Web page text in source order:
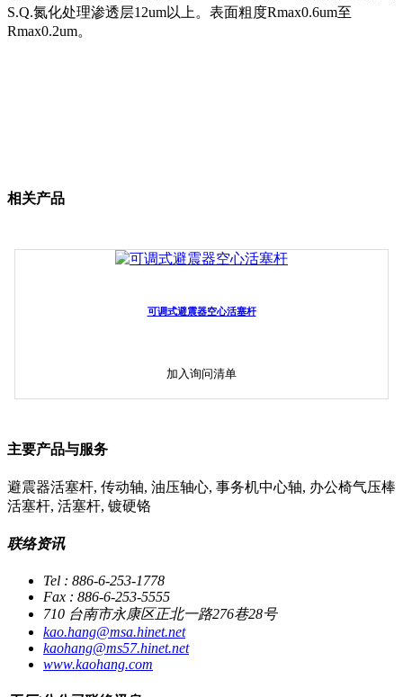
S.Q.氮化处理渗透层12um以上。表面粗度Rmax0.6um至
Rmax0.2um。
相关产品
可调式避震器空心活塞杆
加入询问清单
主要产品与服务
避震器活塞杆, 传动轴, 油压轴心, 事务机中心轴, 办公椅气压棒
活塞杆, 活塞杆, 镀硬铬
联络资讯
Tel : 886-6-253-1778
Fax : 886-6-253-5555
710 台南市永康区正北一路276巷28号
kao.hang@msa.hinet.net
kaohang@ms57.hinet.net
www.kaohang.com